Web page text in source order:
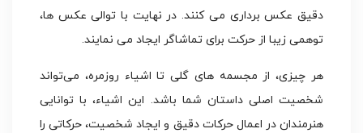
دقیق عکس‌ برداری می‌ کنند. در نهایت با توالی عکس ها،
توهمی زیبا از حرکت برای تماشاگر ایجاد می نمایند.
هر چیزی، از مجسمه‌ های گلی تا اشیاء روزمره، می‌تواند
شخصیت اصلی داستان شما باشد. این اشیاء، با توانایی
هنرمندان در اعمال حرکات دقیق و ایجاد شخصیت، حرکاتی را